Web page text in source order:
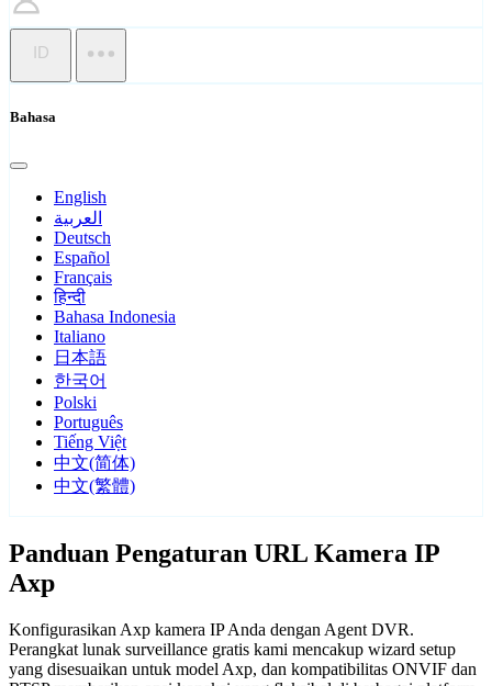
ID
Bahasa
English
العربية
Deutsch
Español
Français
हिन्दी
Bahasa Indonesia
Italiano
日本語
한국어
Polski
Português
Tiếng Việt
中文(简体)
中文(繁體)
Panduan Pengaturan URL Kamera IP
Axp
Konfigurasikan Axp kamera IP Anda dengan Agent DVR.
Perangkat lunak surveillance gratis kami mencakup wizard setup
yang disesuaikan untuk model Axp, dan kompatibilitas ONVIF dan